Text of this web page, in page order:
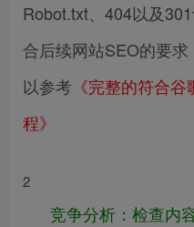
Robot.txt、404以及
合后续网站SEO的要
以参考 《完整的符合
程》
2
竞争分析：检查内